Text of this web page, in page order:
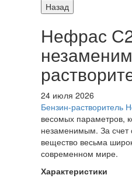
Назад
Нефрас
24 июля 2026
Бензин-растворитель
весомых параметров,
незаменимым. За счет
вещество весьма
современном мире.
Характеристики